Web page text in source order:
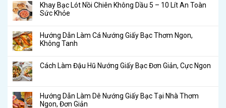
Khay Bạc Lót Nồi Chiên Không Dầu 5 – 10 Lít An Toàn
Sức Khỏe
Hướng Dẫn Làm Cá Nướng Giấy Bạc Thơm Ngon,
Không Tanh
Cách Làm Đậu Hũ Nướng Giấy Bạc Đơn Giản, Cực Ngon
Hướng Dẫn Làm Dê Nướng Giấy Bạc Tại Nhà Thơm
Ngon, Đơn Giản